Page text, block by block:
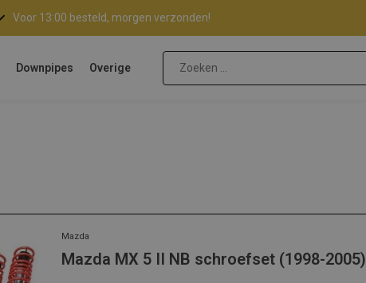
Voor 13:00 besteld, morgen verzonden!
Downpipes Overige
Mazda
Mazda MX 5 II NB schroefset (1998-2005)